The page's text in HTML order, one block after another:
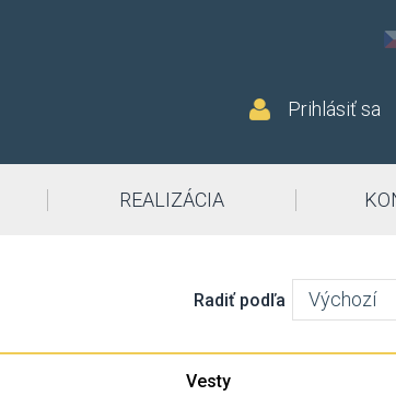
Prihlásiť sa
REALIZÁCIA
Radiť podľa Výchozí
Vesty